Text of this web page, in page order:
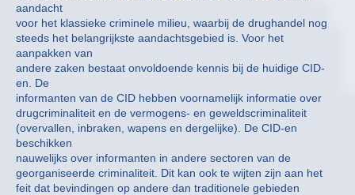
aandacht
voor het klassieke criminele milieu, waarbij de drughandel nog
steeds het belangrijkste aandachtsgebied is. Voor het
aanpakken van
andere zaken bestaat onvoldoende kennis bij de huidige CID-
en. De
informanten van de CID hebben voornamelijk informatie over
drugcriminaliteit en de vermogens- en geweldscriminaliteit
(overvallen, inbraken, wapens en dergelijke). De CID-en
beschikken
nauwelijks over informanten in andere sectoren van de
georganiseerde criminaliteit. Dit kan ook te wijten zijn aan het
feit dat bevindingen op andere dan traditionele gebieden